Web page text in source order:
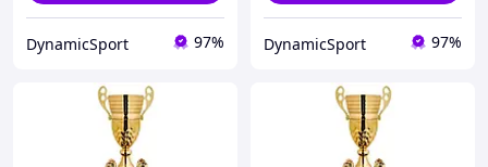
DynamicSport 97% DynamicSport 97%